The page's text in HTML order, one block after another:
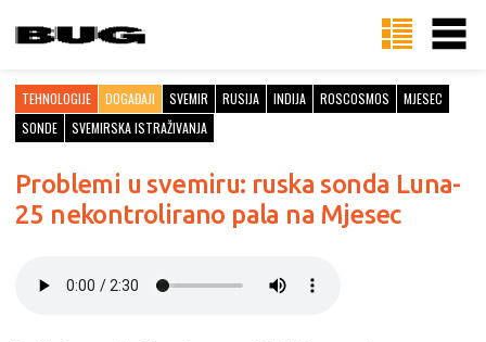
TEHNOLOGIJE DOGAĐAJI SVEMIR RUSIJA INDIJA ROSCOSMOS
MJESEC
SONDE
SVEMIRSKA ISTRAŽIVANJA
Problemi u svemiru: ruska sonda Luna-
25 nekontrolirano pala na Mjesec